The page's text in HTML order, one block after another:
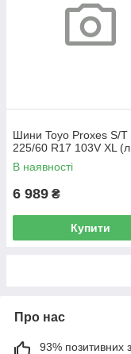
Шини Toyo Proxes S/T
225/60 R17 103V XL
В наявності
6 989 ₴
Купити
Про нас
93% позитивних